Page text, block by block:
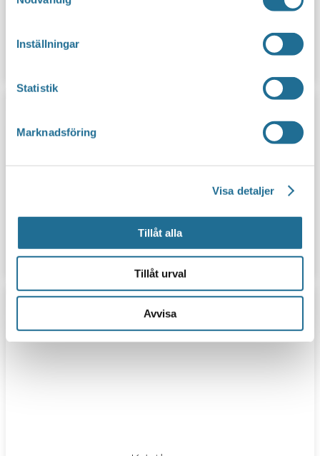
Inställningar
Statistik
Marknadsföring
Visa detaljer
Tillåt alla
Tillåt urval
Avvisa
Karlström